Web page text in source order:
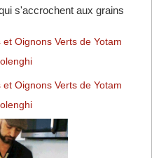
s'accrochent aux grains